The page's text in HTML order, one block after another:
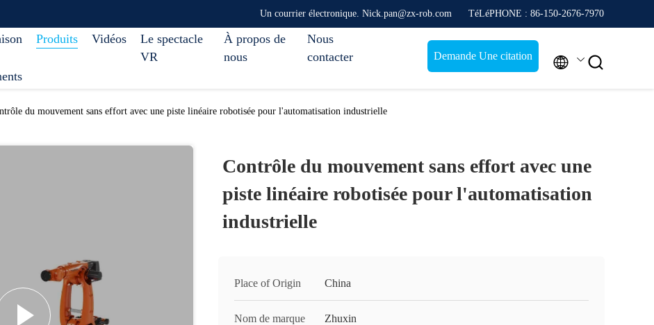
Un courrier électronique. Nick.pan@zx-rob.com TéLéPHONE : 86-150-2676-7970
Produits Vidéos
Le spectacle
VR
À propos de
nous
Nous
contacter
Demande Une citation  
du mouvement sans effort avec une piste linéaire robotisée pour l'automatisation industrielle
Contrôle du mouvement sans effort avec une
piste linéaire robotisée pour l'automatisation
industrielle
Place of Origin China
Nom de marque Zhuxin